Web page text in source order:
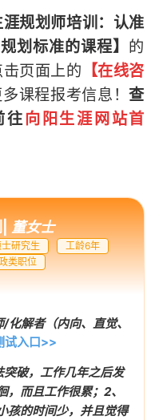
涯规划师培训：认准
划标准的课程】 的
页面上的 【在线咨
课程报考信息 ！查
往向阳生涯网站首
董女士
研究生
工龄6年
类职位
解者（内向、直觉、
试入口>>
突破，工作几年之后发
而且工作很累；2、
孩的时间少，并且觉得